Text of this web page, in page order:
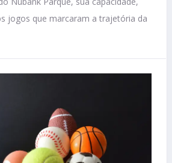
jogos que marcaram a trajetória da